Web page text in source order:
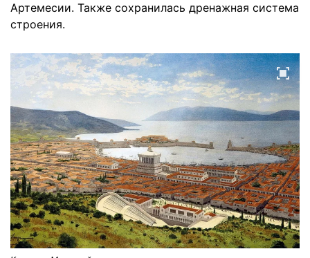
Артемесии. Также сохранилась дренажная система
строения.